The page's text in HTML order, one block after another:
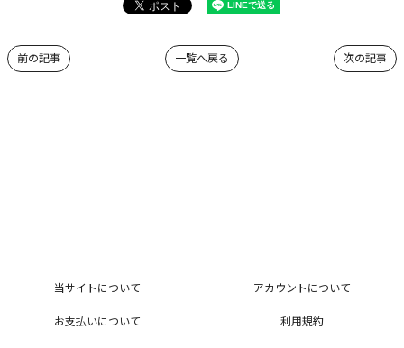
次の記事
一覧へ戻る
前の記事
当サイトについて アカウントについて
お支払いについて 利用規約